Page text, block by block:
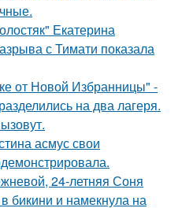
Екатерина
с Тимати показала
от Новой Избранницы" -
на два лагеря.
асмус свои
24-летняя Соня
бикини и намекнула на